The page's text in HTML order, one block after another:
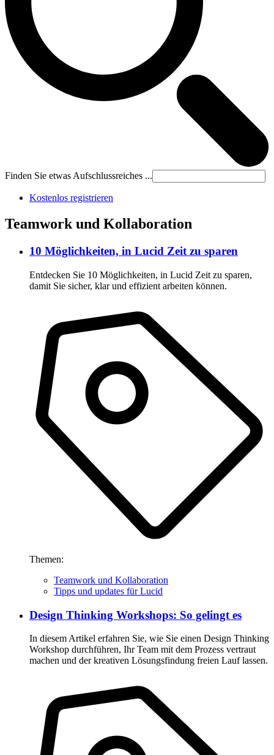
Finden Sie etwas Aufschlussreiches ...
Kostenlos registrieren
Teamwork und Kollaboration
10 Möglichkeiten, in Lucid Zeit zu sparen
Entdecken Sie 10 Möglichkeiten, in Lucid Zeit zu sparen,
damit Sie sicher, klar und effizient arbeiten können.
Themen:
Teamwork und Kollaboration
Tipps und updates für Lucid
Design Thinking Workshops: So gelingt es
In diesem Artikel erfahren Sie, wie Sie einen Design Thinking
Workshop durchführen, Ihr Team mit dem Prozess vertraut
machen und der kreativen Lösungsfindung freien Lauf lassen.